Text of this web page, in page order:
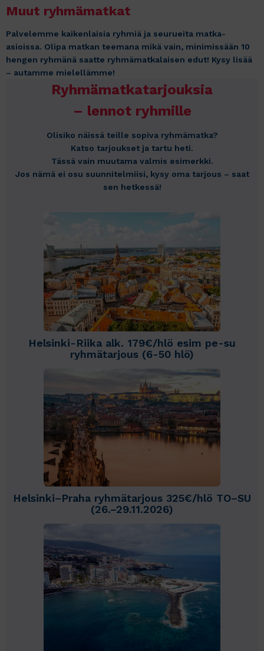
Muut ryhmämatkat
Palvelemme kaikenlaisia ryhmiä ja seurueita matka-
asioissa. Olipa matkan teemana mikä vain, minimissään 10
hengen ryhmänä saatte ryhmämatkalaisen edut! Kysy lisää
– autamme mielellämme!
Ryhmämatkatarjouksia
– lennot ryhmille
Olisiko näissä teille sopiva ryhmämatka?
Katso tarjoukset ja tartu heti.
Tässä vain muutama valmis esimerkki.
Jos nämä ei osu suunnitelmiisi, kysy oma tarjous – saat
sen hetkessä!
Helsinki-Riika alk. 179€/hlö esim pe-su
ryhmätarjous (6-50 hlö)
Helsinki–Praha ryhmätarjous 325€/hlö TO–SU
(26.–29.11.2026)